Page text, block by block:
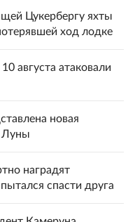
Цукербергу яхты
ход лодке
августа атаковали
новая
Луны
наградят
спасти друга